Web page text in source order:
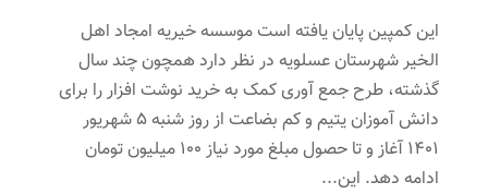
این کمپین پایان یافته است موسسه خیریه امجاد اهل
الخیر شهرستان عسلویه در نظر دارد همچون چند سال
گذشته، طرح جمع آورى کمک به خرید نوشت افزار را براى
دانش آموزان یتیم و کم بضاعت از روز شنبه 5 شهریور
1401 آغاز و تا حصول مبلغ مورد نیاز 100 میلیون تومان
ادامه دهد. این...